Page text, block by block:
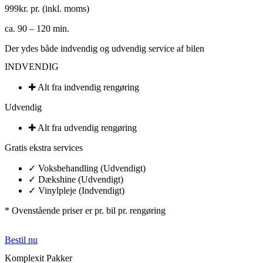
999kr. pr. (inkl. moms)
ca. 90 – 120 min.
Der ydes både indvendig og udvendig service af bilen
INDVENDIG
✚ Alt fra indvendig rengøring​
Udvendig
✚ Alt fra udvendig rengøring​
Gratis ekstra services
✓ Voksbehandling (Udvendigt)
✓ Dækshine (Udvendigt)
✓ Vinylpleje (Indvendigt)​
* Ovenstående priser er pr. bil pr. rengøring
Bestil nu
Komplexit Pakker​